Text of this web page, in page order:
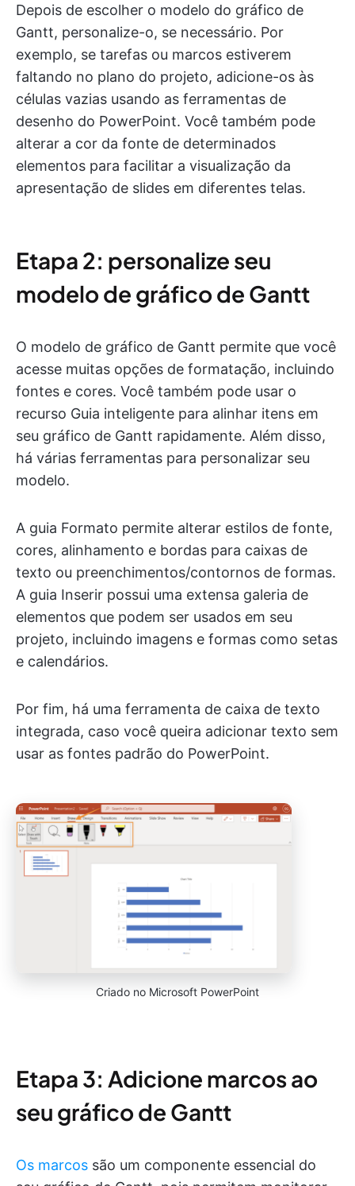
Depois de escolher o modelo do gráfico de
Gantt, personalize-o, se necessário. Por
exemplo, se tarefas ou marcos estiverem
faltando no plano do projeto, adicione-os às
células vazias usando as ferramentas de
desenho do PowerPoint. Você também pode
alterar a cor da fonte de determinados
elementos para facilitar a visualização da
apresentação de slides em diferentes telas.
Etapa 2: personalize seu
modelo de gráfico de Gantt
O modelo de gráfico de Gantt permite que você
acesse muitas opções de formatação, incluindo
fontes e cores. Você também pode usar o
recurso Guia inteligente para alinhar itens em
seu gráfico de Gantt rapidamente. Além disso,
há várias ferramentas para personalizar seu
modelo.
A guia Formato permite alterar estilos de fonte,
cores, alinhamento e bordas para caixas de
texto ou preenchimentos/contornos de formas.
A guia Inserir possui uma extensa galeria de
elementos que podem ser usados em seu
projeto, incluindo imagens e formas como setas
e calendários.
Por fim, há uma ferramenta de caixa de texto
integrada, caso você queira adicionar texto sem
usar as fontes padrão do PowerPoint.
Criado no Microsoft PowerPoint
Etapa 3: Adicione marcos ao
seu gráfico de Gantt
Os marcos são um componente essencial do